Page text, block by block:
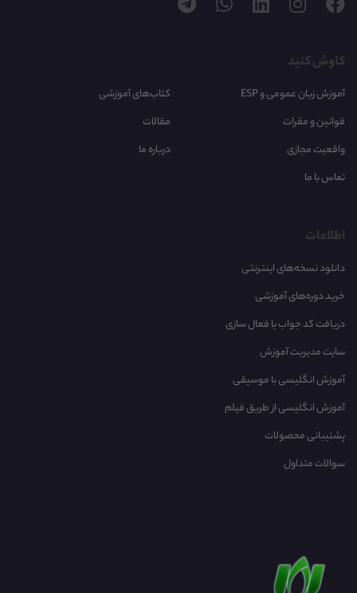
کاوش کنید
آموزش زبان عمومی و ESP
کتاب‌های آموزشی
قوانین و مقرات
مقالات
واقعیت مجازی
درباره ما
تماس با ما
اطلاعات
دانلود نسخه‌های اینترنتی
خرید دوره‌های آموزشی
دریافت کد جواب یا فعال سازی
سایت مدیریت آموزش
آموزش انگلیسی با موسیقی‌
آموزش انگلیسی از طریق فیلم
پشتیبانی محصولات
سوالات متداول